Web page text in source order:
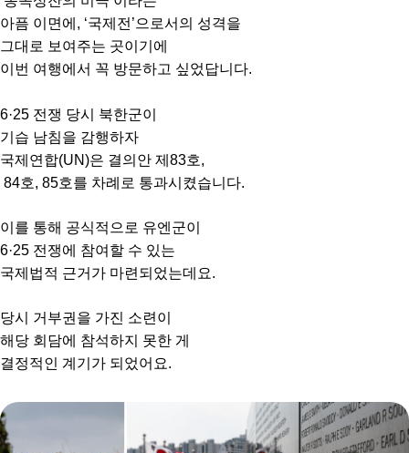
아픔 이면에, ‘국제전’으로서의 성격을
그대로 보여주는 곳이기에
이번 여행에서 꼭 방문하고 싶었답니다.
6·25 전쟁 당시 북한군이
기습 남침을 감행하자
국제연합(UN)은 결의안 제83호,
84호, 85호를 차례로 통과시켰습니다.
이를 통해 공식적으로 유엔군이
6·25 전쟁에 참여할 수 있는
국제법적 근거가 마련되었는데요.
당시 거부권을 가진 소련이
해당 회담에 참석하지 못한 게
결정적인 계기가 되었어요.